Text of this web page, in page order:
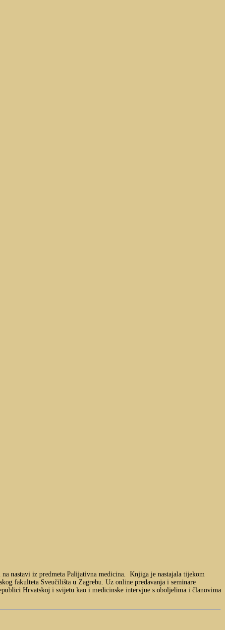
nastavi iz predmeta Palijativna medicina. Knjiga je nastajala tijekom
fakulteta Sveučilišta u Zagrebu. Uz online predavanja i seminare
Hrvatskoj i svijetu kao i medicinske intervjue s oboljelima i članovima